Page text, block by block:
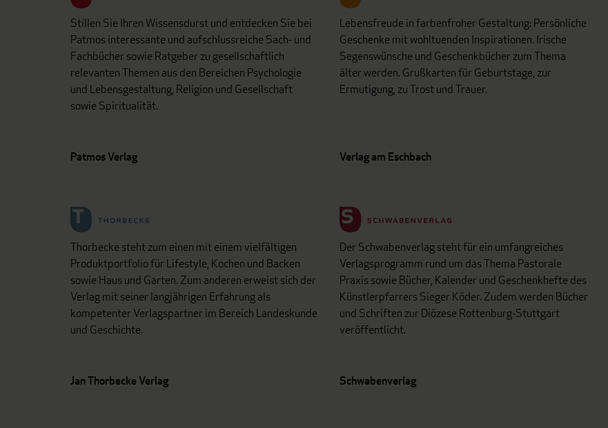
Stillen Sie Ihren Wissensdurst und entdecken Sie bei
Patmos interessante und aufschlussreiche Sach- und
Fachbücher sowie Ratgeber zu gesellschaftlich
relevanten Themen aus den Bereichen Psychologie
und Lebensgestaltung, Religion und Gesellschaft
sowie Spiritualität.
Patmos Verlag
Lebensfreude in farbenfroher Gestaltung: Persönliche
Geschenke mit wohltuenden Inspirationen. Irische
Segenswünsche und Geschenkbücher zum Thema
älter werden. Grußkarten für Geburtstage, zur
Ermutigung, zu Trost und Trauer.
Verlag am Eschbach
Thorbecke steht zum einen mit einem vielfältigen
Produktportfolio für Lifestyle, Kochen und Backen
sowie Haus und Garten. Zum anderen erweist sich der
Verlag mit seiner langjährigen Erfahrung als
kompetenter Verlagspartner im Bereich Landeskunde
und Geschichte.
Jan Thorbecke Verlag
Der Schwabenverlag steht für ein umfangreiches
Verlagsprogramm rund um das Thema Pastorale
Praxis sowie Bücher, Kalender und Geschenkhefte des
Künstlerpfarrers Sieger Köder. Zudem werden Bücher
und Schriften zur Diözese Rottenburg-Stuttgart
veröffentlicht.
Schwabenverlag